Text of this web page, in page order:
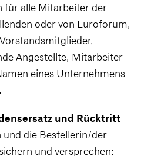
für alle Mitarbeiter der
oder von Euroforum,
Angestellte, Mitarbeiter
eines Unternehmens
und Rücktritt
und die Bestellerin/der
und versprechen: